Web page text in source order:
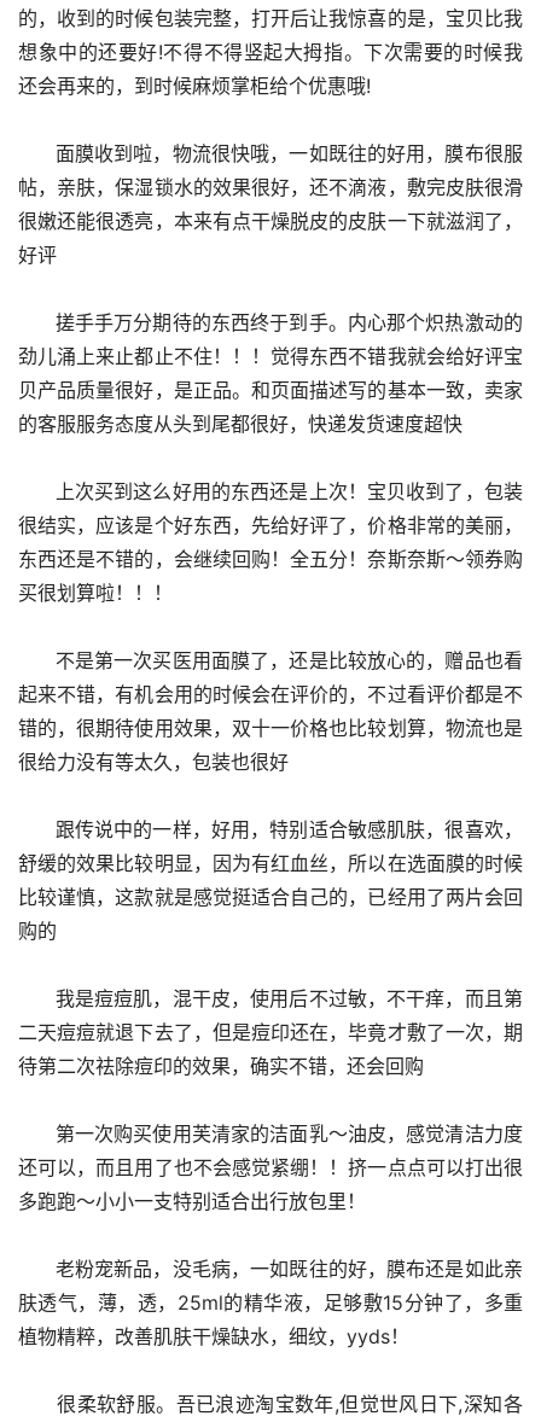
的，收到的时候包装完整，打开后让我惊喜的是，宝贝比我
想象中的还要好!不得不得竖起大拇指。下次需要的时候我
还会再来的，到时候麻烦掌柜给个优惠哦!
帖，亲肤，保湿锁水的效果很好，还不滴液，敷完皮肤很滑
很嫩还能很透亮，本来有点干燥脱皮的皮肤一下就滋润了，
好评
劲儿涌上来止都止不住！！！觉得东西不错我就会给好评宝
贝产品质量很好，是正品。和页面描述写的基本一致，卖家
的客服服务态度从头到尾都很好，快递发货速度超快
很结实，应该是个好东西，先给好评了，价格非常的美丽，
东西还是不错的，会继续回购！全五分！奈斯奈斯～领券购
买很划算啦！！！
起来不错，有机会用的时候会在评价的，不过看评价都是不
错的，很期待使用效果，双十一价格也比较划算，物流也是
很给力没有等太久，包装也很好
舒缓的效果比较明显，因为有红血丝，所以在选面膜的时候
比较谨慎，这款就是感觉挺适合自己的，已经用了两片会回
购的
二天痘痘就退下去了，但是痘印还在，毕竟才敷了一次，期
待第二次祛除痘印的效果，确实不错，还会回购
还可以，而且用了也不会感觉紧绷！！挤一点点可以打出很
多跑跑～小小一支特别适合出行放包里！
肤透气，薄，透，25ml的精华液，足够敷15分钟了，多重
植物精粹，改善肌肤干燥缺水，细纹，yyds！
      很柔软舒服。吾已浪迹淘宝数年,但觉世风日下,深知各